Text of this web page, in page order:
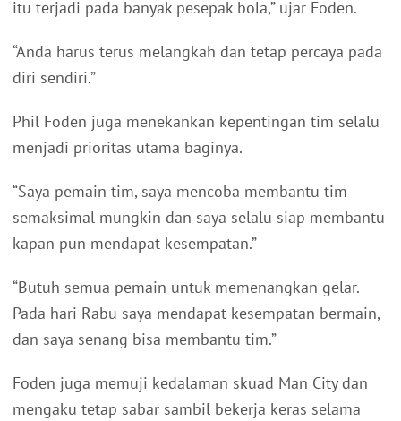
itu terjadi pada banyak pesepak bola,” ujar Foden.
“Anda harus terus melangkah dan tetap percaya pada
diri sendiri.”
Phil Foden juga menekankan kepentingan tim selalu
menjadi prioritas utama baginya.
“Saya pemain tim, saya mencoba membantu tim
semaksimal mungkin dan saya selalu siap membantu
kapan pun mendapat kesempatan.”
“Butuh semua pemain untuk memenangkan gelar.
Pada hari Rabu saya mendapat kesempatan bermain,
dan saya senang bisa membantu tim.”
Foden juga memuji kedalaman skuad Man City dan
mengaku tetap sabar sambil bekerja keras selama